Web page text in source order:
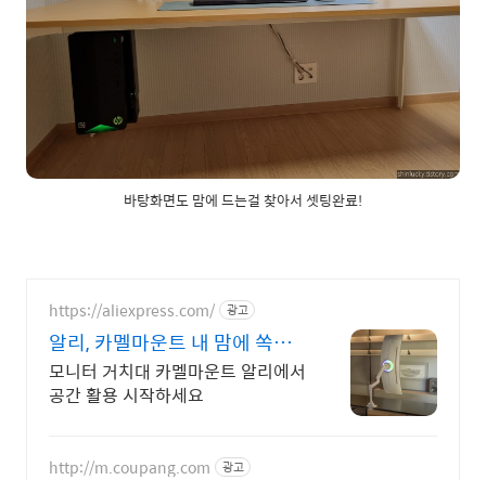
바탕화면도 맘에 드는걸 찾아서 셋팅완료!
https://aliexpress.com/ 광고
알리, 카멜마운트 내 맘에 쏙드
는 오늘의 특가
모니터 거치대 카멜마운트 알리에서
공간 활용 시작하세요
http://m.coupang.com 광고